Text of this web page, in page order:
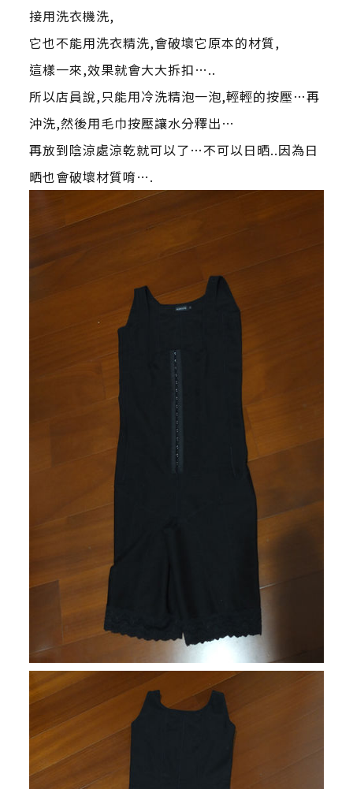
接用洗衣機洗,
它也不能用洗衣精洗,會破壞它原本的材質,
這樣一來,效果就會大大拆扣…..
所以店員說,只能用冷洗精泡一泡,輕輕的按壓…再
沖洗,然後用毛巾按壓讓水分釋出…
再放到陰涼處涼乾就可以了…不可以日晒..因為日
晒也會破壞材質唷….